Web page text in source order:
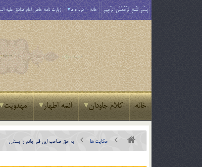
بِسْمِ اللَّـهِ الرَّحْمَـٰنِ الرَّحِيمِ خانه درباره ما زیارت نامه خاص امام صادق علیه
خانه کلام جاودان ائمه اطهار مهدویت
حکایت ها به حق صاحب اين قبر جانم را بستان